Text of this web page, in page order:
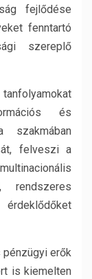
fejlődése
fenntartó
szereplő
és
szakmában
felveszi a
rendszeres
erők
is kiemelten